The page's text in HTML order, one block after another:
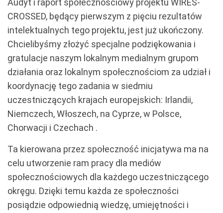
Audyt i raport społecznościowy projektu WIRES-
CROSSED, będący pierwszym z pięciu rezultatów
intelektualnych tego projektu, jest już ukończony.
Chcielibyśmy złożyć specjalne podziękowania i
gratulacje naszym lokalnym medialnym grupom
działania oraz lokalnym społecznościom za udział i
koordynację tego zadania w siedmiu
uczestniczących krajach europejskich: Irlandii,
Niemczech, Włoszech, na Cyprze, w Polsce,
Chorwacji i Czechach .
Ta kierowana przez społeczność inicjatywa ma na
celu utworzenie ram pracy dla mediów
społecznościowych dla każdego uczestniczącego
okręgu. Dzięki temu każda ze społeczności
posiądzie odpowiednią wiedzę, umiejętności i